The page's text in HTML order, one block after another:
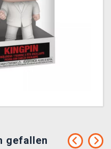
gefallen